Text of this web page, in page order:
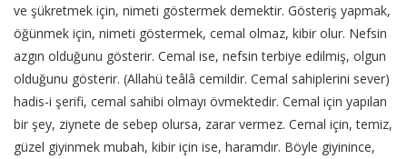
ve şükretmek için, nimeti göstermek demektir. Gösteriş yapmak,
öğünmek için, nimeti göstermek, cemal olmaz, kibir olur. Nefsin
azgın olduğunu gösterir. Cemal ise, nefsin terbiye edilmiş, olgun
olduğunu gösterir. (Allahü teâlâ cemildir. Cemal sahiplerini sever)
hadis-i şerifi, cemal sahibi olmayı övmektedir. Cemal için yapılan
bir şey, ziynete de sebep olursa, zarar vermez. Cemal için, temiz,
güzel giyinmek mubah, kibir için ise, haramdır. Böyle giyinince,